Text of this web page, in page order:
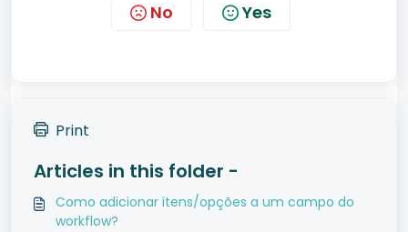
No Yes
Print
Articles in this folder -
Como adicionar itens/opções a um campo do
workflow?